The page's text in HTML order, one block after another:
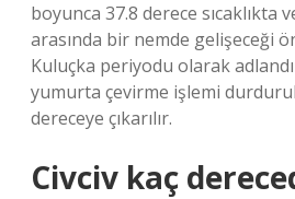
boyunca 37.8 derece sıcaklıkta
arasında bir nemde gelişeceği
Kuluçka periyodu olarak
yumurta çevirme işlemi
dereceye çıkarılır.
Civciv kaç